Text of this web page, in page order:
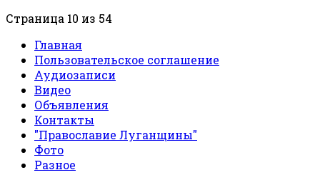
Страница 10 из 54
Главная
Пользовательское соглашение
Аудиозаписи
Видео
Объявления
Контакты
"Православие Луганщины"
Фото
Разное